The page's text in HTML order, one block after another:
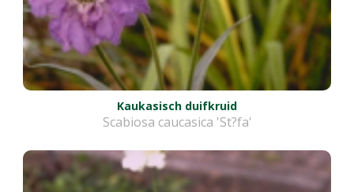
Kaukasisch duifkruid
Scabiosa caucasica 'St?fa'